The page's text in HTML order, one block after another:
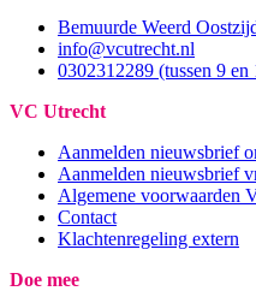
Bemuurde Weerd
info@vcutrecht.nl
0302312289 (tussen 9 en
VC Utrecht
Aanmelden nieuwsbrief
Aanmelden nieuwsbrief
Algemene voorwaarden
Contact
Klachtenregeling extern
Doe mee